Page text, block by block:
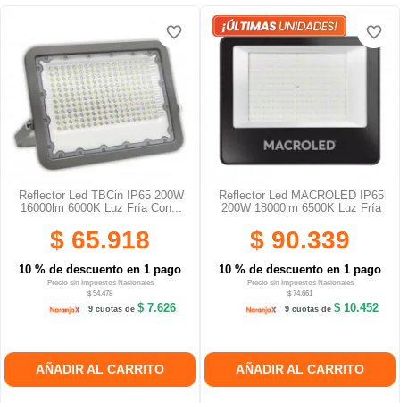
Reflector Led TBCin IP65 200W
16000lm 6000K Luz Fría Con...
$ 65.918
10 % de descuento en 1 pago
Precio sin Impuestos Nacionales
$ 54.478
9 cuotas de $ 7.626
AÑADIR AL CARRITO
favorite_border
Reflector Led MACROLED IP65
200W 18000lm 6500K Luz Fría
$ 90.339
10 % de descuento en 1 pago
Precio sin Impuestos Nacionales
$ 74.661
9 cuotas de$ 10.452
AÑADIR AL CARRITO
favorite_border